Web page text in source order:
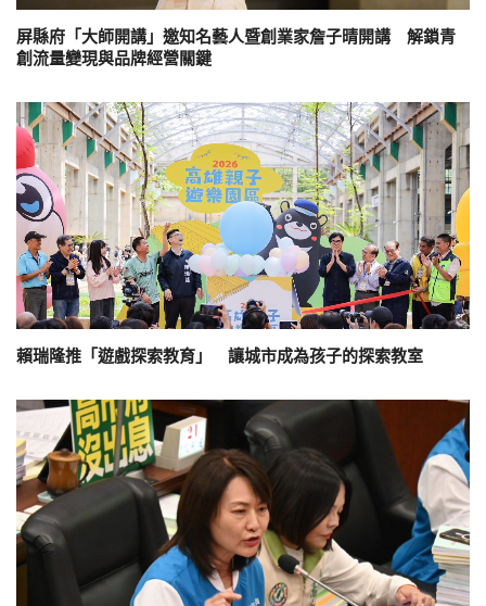
屏縣府「大師開講」邀知名藝人暨創業家詹子晴開講 解鎖青
創流量變現與品牌經營關鍵
賴瑞隆推「遊戲探索教育」 讓城市成為孩子的探索教室